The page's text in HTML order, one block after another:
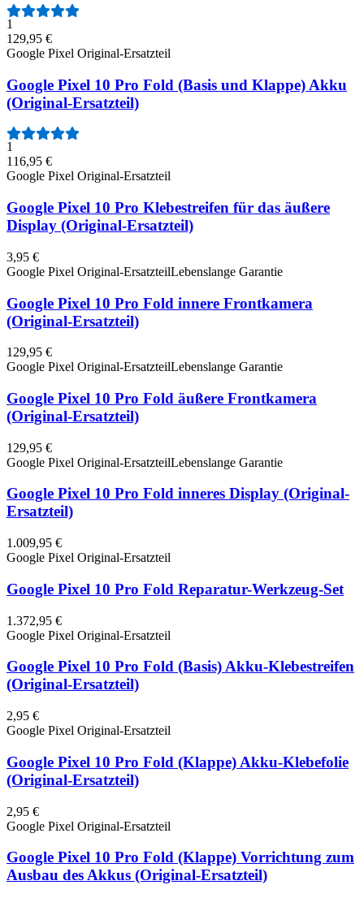
1
129,95 €
Google Pixel Original-Ersatzteil
Google Pixel 10 Pro Fold (Basis und Klappe) Akku
(Original-Ersatzteil)
1
116,95 €
Google Pixel Original-Ersatzteil
Google Pixel 10 Pro Klebestreifen für das äußere
Display (Original-Ersatzteil)
3,95 €
Google Pixel Original-ErsatzteilLebenslange Garantie
Google Pixel 10 Pro Fold innere Frontkamera
(Original-Ersatzteil)
129,95 €
Google Pixel Original-ErsatzteilLebenslange Garantie
Google Pixel 10 Pro Fold äußere Frontkamera
(Original-Ersatzteil)
129,95 €
Google Pixel Original-ErsatzteilLebenslange Garantie
Google Pixel 10 Pro Fold inneres Display (Original-
Ersatzteil)
1.009,95 €
Google Pixel Original-Ersatzteil
Google Pixel 10 Pro Fold Reparatur-Werkzeug-Set
1.372,95 €
Google Pixel Original-Ersatzteil
Google Pixel 10 Pro Fold (Basis) Akku-Klebestreifen
(Original-Ersatzteil)
2,95 €
Google Pixel Original-Ersatzteil
Google Pixel 10 Pro Fold (Klappe) Akku-Klebefolie
(Original-Ersatzteil)
2,95 €
Google Pixel Original-Ersatzteil
Google Pixel 10 Pro Fold (Klappe) Vorrichtung zum
Ausbau des Akkus (Original-Ersatzteil)